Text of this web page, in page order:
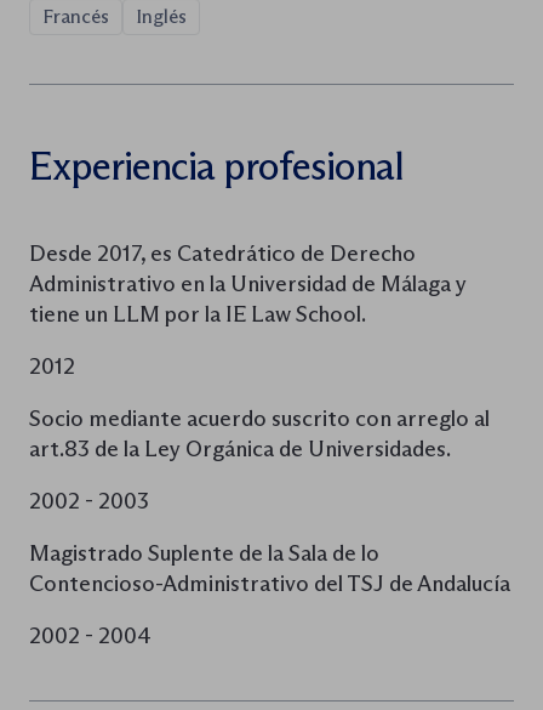
Francés
Inglés
Experiencia profesional
Desde 2017, es Catedrático de Derecho
Administrativo en la Universidad de Málaga y
tiene un LLM por la IE Law School.
2012
Socio mediante acuerdo suscrito con arreglo al
art.83 de la Ley Orgánica de Universidades.
2002 - 2003
Magistrado Suplente de la Sala de lo
Contencioso-Administrativo del TSJ de Andalucía
2002 - 2004